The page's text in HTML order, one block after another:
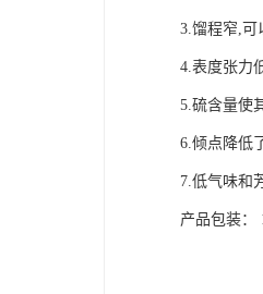
3.馏程窄,可
4.表度张力
5.硫含量使
6.倾点降低
7.低气味和
产品包装：